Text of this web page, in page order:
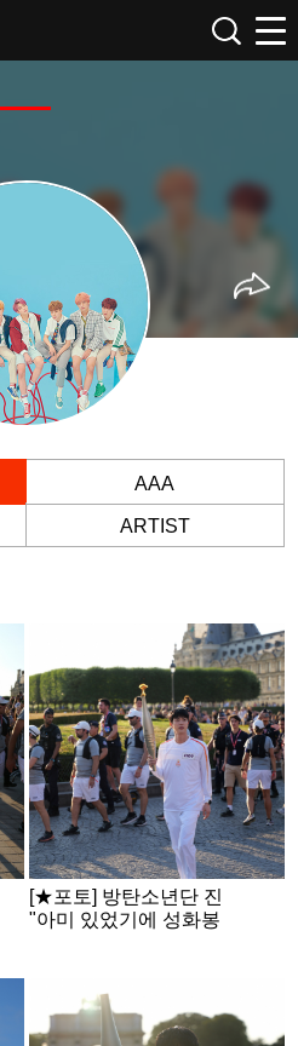
AAA
ARTIST
[★포토] 방탄소년단 진
"아미 있었기에 성화봉